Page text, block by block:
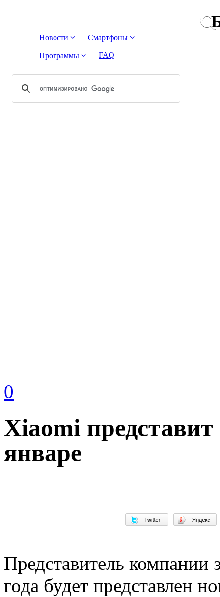
Новости Смартфоны
Программы FAQ
0
Xiaomi
январе
Представитель компании
года будет представлен